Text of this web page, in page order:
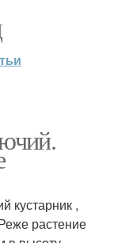
кустарник ,
растение